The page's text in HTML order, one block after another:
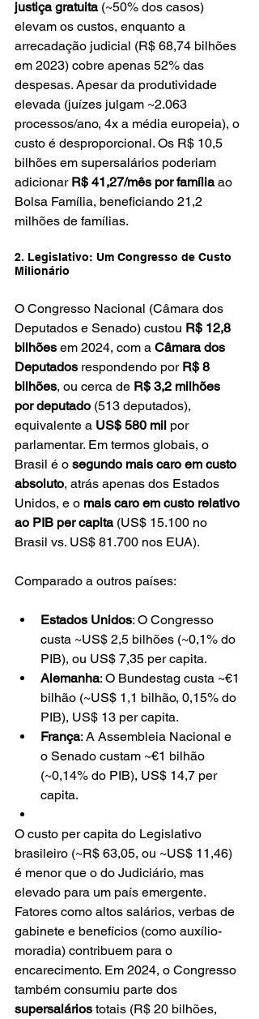
justiça gratuita (~50% dos casos)
elevam os custos, enquanto a
arrecadação judicial (R$ 68,74 bilhões
em 2023) cobre apenas 52% das
despesas. Apesar da produtividade
elevada (juízes julgam ~2.063
processos/ano, 4x a média europeia), o
custo é desproporcional. Os R$ 10,5
bilhões em supersalários poderiam
adicionar R$ 41,27/mês por família ao
Bolsa Família, beneficiando 21,2
milhões de famílias.
2. Legislativo: Um Congresso de Custo
Milionário
O Congresso Nacional (Câmara dos
Deputados e Senado) custou R$ 12,8
bilhões em 2024, com a Câmara dos
Deputados respondendo por R$ 8
bilhões, ou cerca de R$ 3,2 milhões
por deputado (513 deputados),
equivalente a US$ 580 mil por
parlamentar. Em termos globais, o
Brasil é o segundo mais caro em custo
absoluto, atrás apenas dos Estados
Unidos, e o mais caro em custo relativo
ao PIB per capita (US$ 15.100 no
Brasil vs. US$ 81.700 nos EUA).
Comparado a outros países:
Estados Unidos: O Congresso
custa ~US$ 2,5 bilhões (~0,1% do
PIB), ou US$ 7,35 per capita.
Alemanha: O Bundestag custa ~€1
bilhão (~US$ 1,1 bilhão, 0,15% do
PIB), US$ 13 per capita.
França: A Assembleia Nacional e
o Senado custam ~€1 bilhão
(~0,14% do PIB), US$ 14,7 per
capita.
O custo per capita do Legislativo
brasileiro (~R$ 63,05, ou ~US$ 11,46)
é menor que o do Judiciário, mas
elevado para um país emergente.
Fatores como altos salários, verbas de
gabinete e benefícios (como auxílio-
moradia) contribuem para o
encarecimento. Em 2024, o Congresso
também consumiu parte dos
supersalários totais (R$ 20 bilhões,